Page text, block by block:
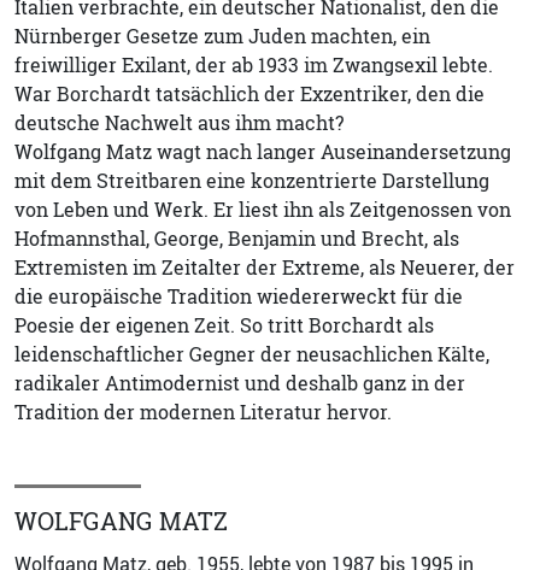
Italien verbrachte, ein deutscher Nationalist, den die
Nürnberger Gesetze zum Juden machten, ein
freiwilliger Exilant, der ab 1933 im Zwangsexil lebte.
War Borchardt tatsächlich der Exzentriker, den die
deutsche Nachwelt aus ihm macht?
Wolfgang Matz wagt nach langer Auseinandersetzung
mit dem Streitbaren eine konzentrierte Darstellung
von Leben und Werk. Er liest ihn als Zeitgenossen von
Hofmannsthal, George, Benjamin und Brecht, als
Extremisten im Zeitalter der Extreme, als Neuerer, der
die europäische Tradition wiedererweckt für die
Poesie der eigenen Zeit. So tritt Borchardt als
leidenschaftlicher Gegner der neusachlichen Kälte,
radikaler Antimodernist und deshalb ganz in der
Tradition der modernen Literatur hervor.
WOLFGANG MATZ
Wolfgang Matz, geb. 1955, lebte von 1987 bis 1995 in